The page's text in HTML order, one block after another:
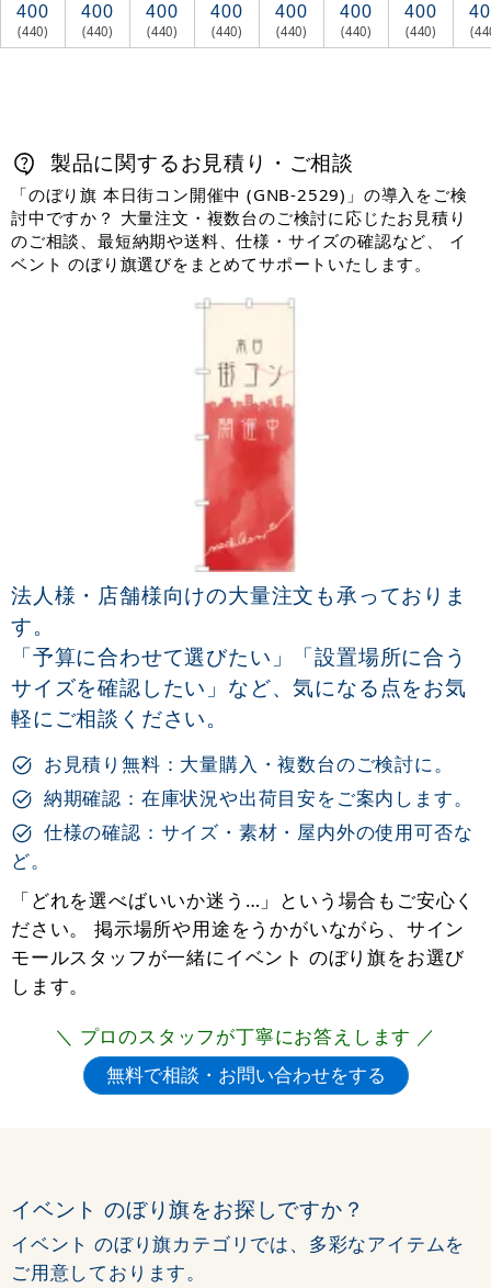
400
(440)
400
(440)
400
(440)
400
(440)
400
(440)
400
(440)
400
(440)
製品に関するお見積り・ご相談
「のぼり旗 本日街コン開催中 (GNB-2529)」の導入をご検
討中ですか？ 大量注文・複数台のご検討に応じたお見積り
のご相談、最短納期や送料、仕様・サイズの確認など、 イ
ベント のぼり旗選びをまとめてサポートいたします。
法人様・店舗様向けの大量注文も承っておりま
す。
「予算に合わせて選びたい」「設置場所に合う
サイズを確認したい」など、気になる点をお気
軽にご相談ください。
お見積り無料：大量購入・複数台のご検討に。
納期確認：在庫状況や出荷目安をご案内します。
仕様の確認：サイズ・素材・屋内外の使用可否な
ど。
「どれを選べばいいか迷う…」という場合もご安心く
ださい。 掲示場所や用途をうかがいながら、サイン
モールスタッフが一緒にイベント のぼり旗をお選び
します。
＼ プロのスタッフが丁寧にお答えします ／
イベント のぼり旗をお探しですか？
イベント のぼり旗カテゴリでは、多彩なアイテムを
ご用意しております。